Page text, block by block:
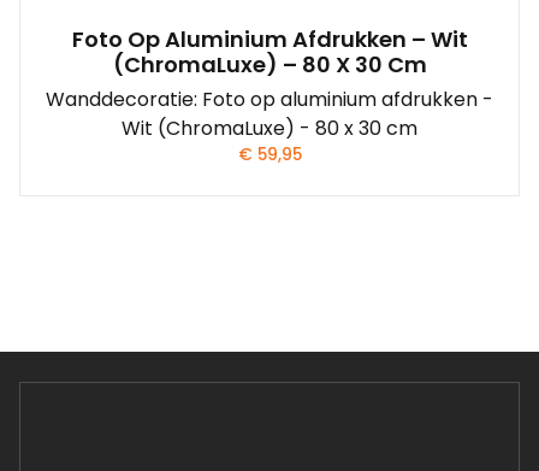
Foto Op Aluminium Afdrukken – Wit
(ChromaLuxe) – 80 X 30 Cm
Wanddecoratie: Foto op aluminium afdrukken -
Wit (ChromaLuxe) - 80 x 30 cm
€59,95